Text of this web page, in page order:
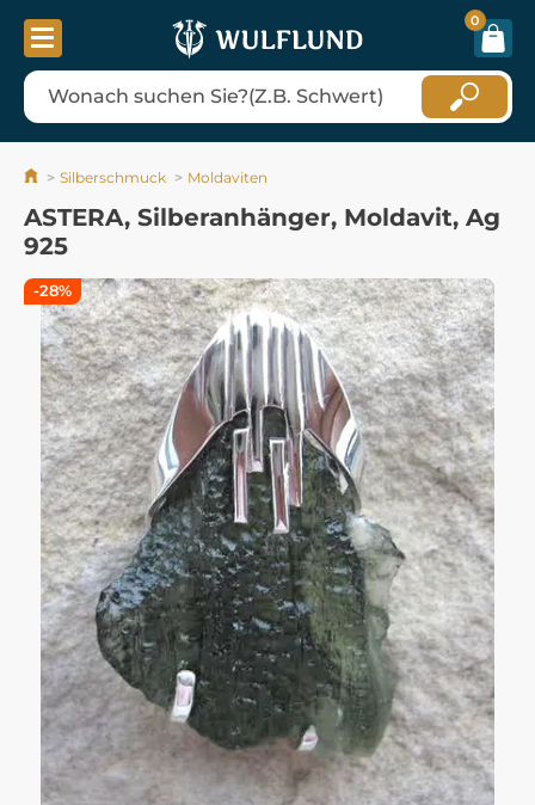
0
Silberschmuck Moldaviten
ASTERA, Silberanhänger, Moldavit, Ag
925
-28%